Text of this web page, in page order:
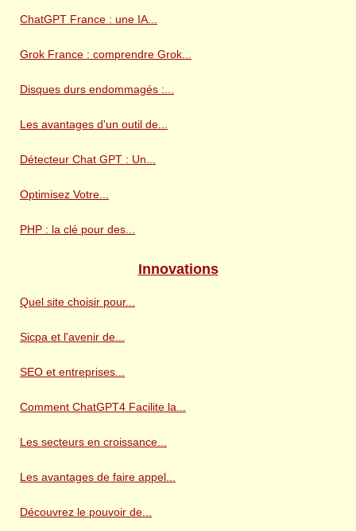
ChatGPT France : une IA...
Grok France : comprendre Grok...
Disques durs endommagés :...
Les avantages d'un outil de...
Détecteur Chat GPT : Un...
Optimisez Votre...
PHP : la clé pour des...
Innovations
Quel site choisir pour...
Sicpa et l'avenir de...
SEO et entreprises...
Comment ChatGPT4 Facilite la...
Les secteurs en croissance...
Les avantages de faire appel...
Découvrez le pouvoir de...